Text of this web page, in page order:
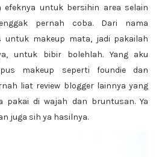
efeknya untuk bersihin area selain
pernah coba. Dari nama
untuk makeup mata, jadi pakailah
untuk bibir bolehlah. Yang aku
makeup seperti foundie dan
liat review blogger lainnya yang
pakai di wajah dan bruntusan. Ya
juga sih ya hasilnya.